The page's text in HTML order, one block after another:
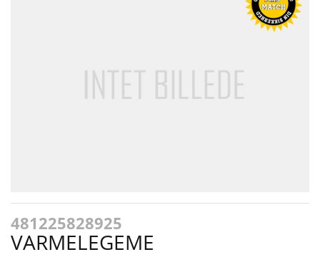
481225828925
VARMELEGEME